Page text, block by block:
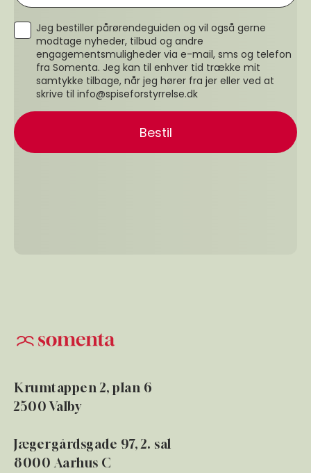
Krumtappen 2, plan 6
2500 Valby
Jægergårdsgade 97, 2. sal
8000 Aarhus C